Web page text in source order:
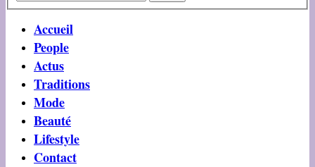
Accueil
People
Actus
Traditions
Mode
Beauté
Lifestyle
Contact